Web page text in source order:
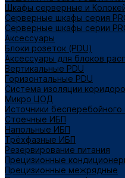
Шкафы серверные и
Серверные шкафы серия
Серверные шкафы серии
Аксессуары
Блоки розеток (PDU)
Аксессуары для блоков
Вертикальные PDU
Горизонтальные PDU
Система изоляции
Микро ЦОД
Источники бесперебойного
Стоечные ИБП
Напольные ИБП
Трёхфазные ИБП
Резервирование питания
Прецизионные
Прецизионные межрядные